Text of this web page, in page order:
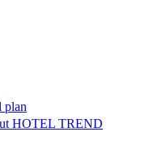
plan
HOTEL TREND